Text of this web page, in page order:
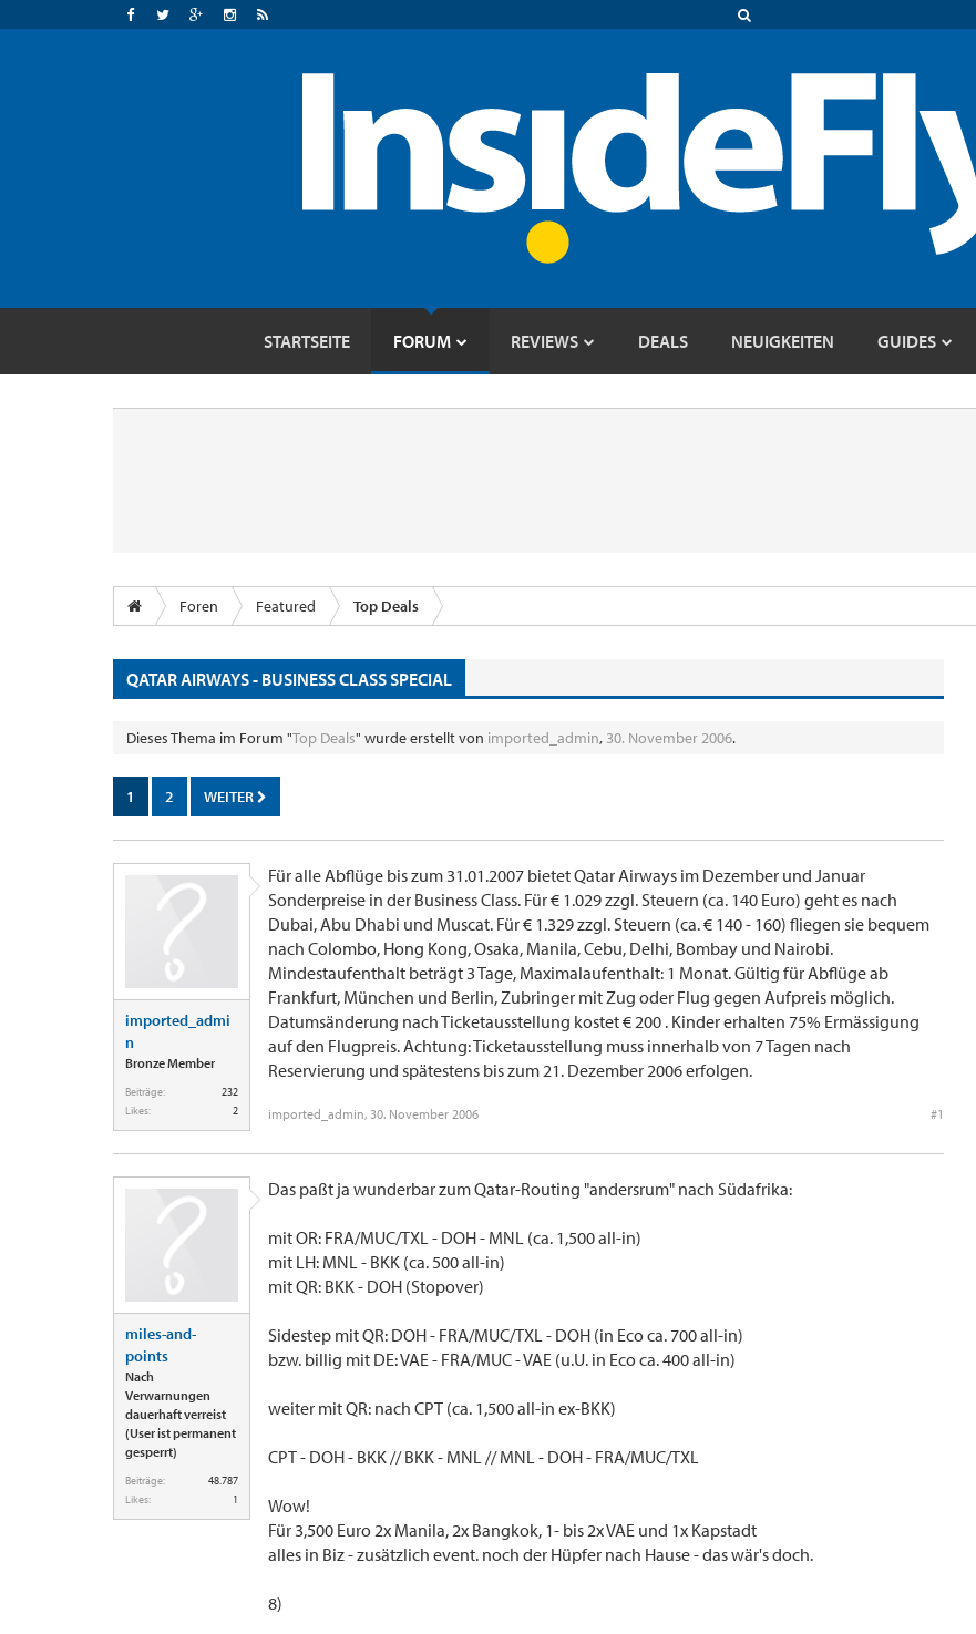
STARTSEITE FORUM REVIEWS DEALS NEUIGKEITEN GUIDES
Foren Featured Top Deals
QATAR AIRWAYS - BUSINESS CLASS SPECIAL
Dieses Thema im Forum "Top Deals" wurde erstellt von imported_admin, 30. November 2006.
1 2 WEITER
imported_admi
n
Bronze Member
Beiträge:
232
Likes:
2
Für alle Abflüge bis zum 31.01.2007 bietet Qatar Airways im Dezember und Januar
Sonderpreise in der Business Class. Für € 1.029 zzgl. Steuern (ca. 140 Euro) geht es nach
Dubai, Abu Dhabi und Muscat. Für € 1.329 zzgl. Steuern (ca. € 140 - 160) fliegen sie bequem
nach Colombo, Hong Kong, Osaka, Manila, Cebu, Delhi, Bombay und Nairobi.
Mindestaufenthalt beträgt 3 Tage, Maximalaufenthalt: 1 Monat. Gültig für Abflüge ab
Frankfurt, München und Berlin, Zubringer mit Zug oder Flug gegen Aufpreis möglich.
Datumsänderung nach Ticketausstellung kostet € 200 . Kinder erhalten 75% Ermässigung
auf den Flugpreis. Achtung: Ticketausstellung muss innerhalb von 7 Tagen nach
Reservierung und spätestens bis zum 21. Dezember 2006 erfolgen.
imported_admin, 30. November 2006 #1
miles-and-
points
Nach
Verwarnungen
dauerhaft verreist
(User ist permanent
gesperrt)
Beiträge:
48.787
Likes:
1
Das paßt ja wunderbar zum Qatar-Routing "andersrum" nach Südafrika:
mit OR: FRA/MUC/TXL - DOH - MNL (ca. 1,500 all-in)
mit LH: MNL - BKK (ca. 500 all-in)
mit QR: BKK - DOH (Stopover)
Sidestep mit QR: DOH - FRA/MUC/TXL - DOH (in Eco ca. 700 all-in)
bzw. billig mit DE: VAE - FRA/MUC - VAE (u.U. in Eco ca. 400 all-in)
weiter mit QR: nach CPT (ca. 1,500 all-in ex-BKK)
CPT - DOH - BKK // BKK - MNL // MNL - DOH - FRA/MUC/TXL
Wow!
Für 3,500 Euro 2x Manila, 2x Bangkok, 1- bis 2x VAE und 1x Kapstadt
alles in Biz - zusätzlich event. noch der Hüpfer nach Hause - das wär's doch.
8)